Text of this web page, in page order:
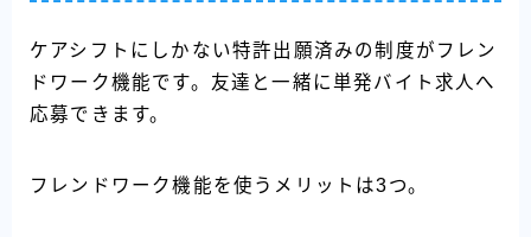
ケアシフトにしかない特許出願済みの制度がフレン
ドワーク機能です。友達と一緒に単発バイト求人へ
応募できます。
フレンドワーク機能を使うメリットは3つ。